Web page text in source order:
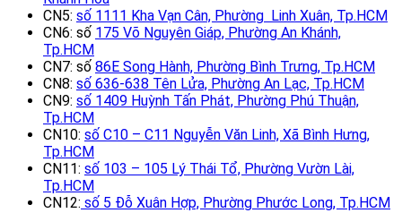
CN5: số 1111 Kha Vạn Cân, Phường Linh Xuân, Tp.HCM
CN6: số 175 Võ Nguyên Giáp, Phường An Khánh,
Tp.HCM
CN7: số 86E Song Hành, Phường Bình Trưng, Tp.HCM
CN8: số 636-638 Tên Lửa, Phường An Lạc, Tp.HCM
CN9: số 1409 Huỳnh Tấn Phát, Phường Phú Thuận,
Tp.HCM
CN10: số C10 – C11 Nguyễn Văn Linh, Xã Bình Hưng,
Tp.HCM
CN11: số 103 – 105 Lý Thái Tổ, Phường Vườn Lài,
Tp.HCM
CN12: số 5 Đỗ Xuân Hợp, Phường Phước Long, Tp.HCM